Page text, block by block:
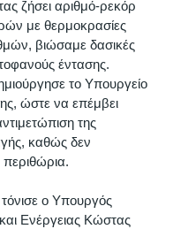
ζήσει αριθμό-ρεκόρ
με θερμοκρασίες
βιώσαμε δασικές
έντασης.
το Υπουργείο
ώστε να επέμβει
της
καθώς δεν
ο Υπουργός
Ενέργειας Κώστας